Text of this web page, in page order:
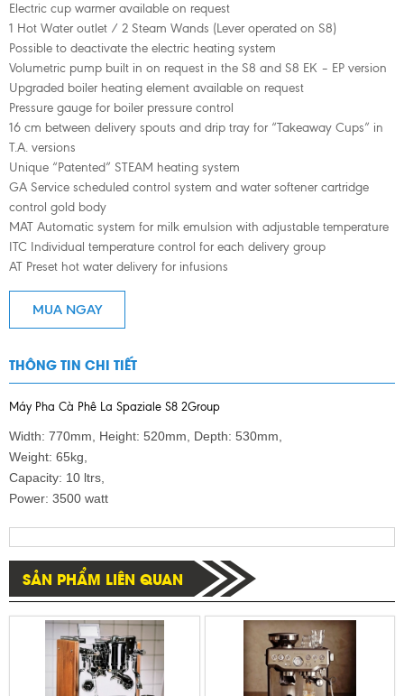
Electric cup warmer available on request
1 Hot Water outlet / 2 Steam Wands (Lever operated on S8)
Possible to deactivate the electric heating system
Volumetric pump built in on request in the S8 and S8 EK – EP version
Upgraded boiler heating element available on request
Pressure gauge for boiler pressure control
16 cm between delivery spouts and drip tray for “Takeaway Cups” in
T.A. versions
Unique “Patented” STEAM heating system
GA Service scheduled control system and water softener cartridge
control gold body
MAT Automatic system for milk emulsion with adjustable temperature
ITC Individual temperature control for each delivery group
AT Preset hot water delivery for infusions
MUA NGAY
THÔNG TIN CHI TIẾT
Máy Pha Cà Phê La Spaziale S8 2Group
Width: 770mm, Height: 520mm, Depth: 530mm,
Weight: 65kg,
Capacity: 10 ltrs,
Power: 3500 watt
SẢN PHẨM LIÊN QUAN